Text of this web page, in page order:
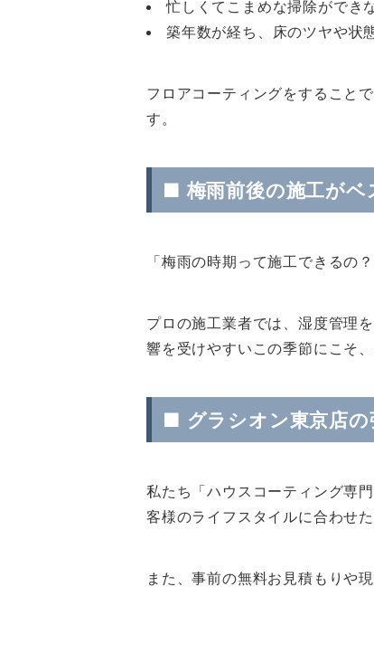
忙しくてこまめな掃除ができ
築年数が経ち、床のツヤや状
フロアコーティングをすること
す。
■ 梅雨前後の施工がベ
「梅雨の時期って施工できるの
プロの施工業者では、湿度管理
響を受けやすいこの季節にこそ
■ グラシオン東京店の
私たち「ハウスコーティング専
客様のライフスタイルに合わせ
また、事前の無料お見積もりや